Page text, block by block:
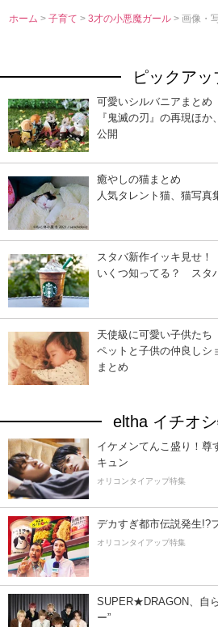
ホーム >子育て>3才の小悪魔ガール> 画像・
ピックアッ
可愛いシルバニアまとめ
『鬼滅の刃』の再現ほ
公開
癒やしの猫まとめ
人気タレント猫、猫写
スタバ新作イッキ見せ！
いくつ知ってる？ スタ
天使級に可愛い子供たち
ペットと子供の仲良しシ
まとめ
eltha イチオ
イケメンてんこ盛り！尊
キュン
オリコンタイアップ特集
デカすぎ都市伝説発生!?
オリコンタイアップ特集
SUPER★DRAGON、自
ー”